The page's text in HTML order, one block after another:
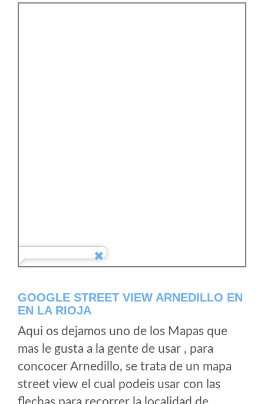
GOOGLE STREET VIEW ARNEDILLO EN
EN LA RIOJA
Aqui os dejamos uno de los Mapas que
mas le gusta a la gente de usar , para
concocer Arnedillo, se trata de un mapa
street view el cual podeis usar con las